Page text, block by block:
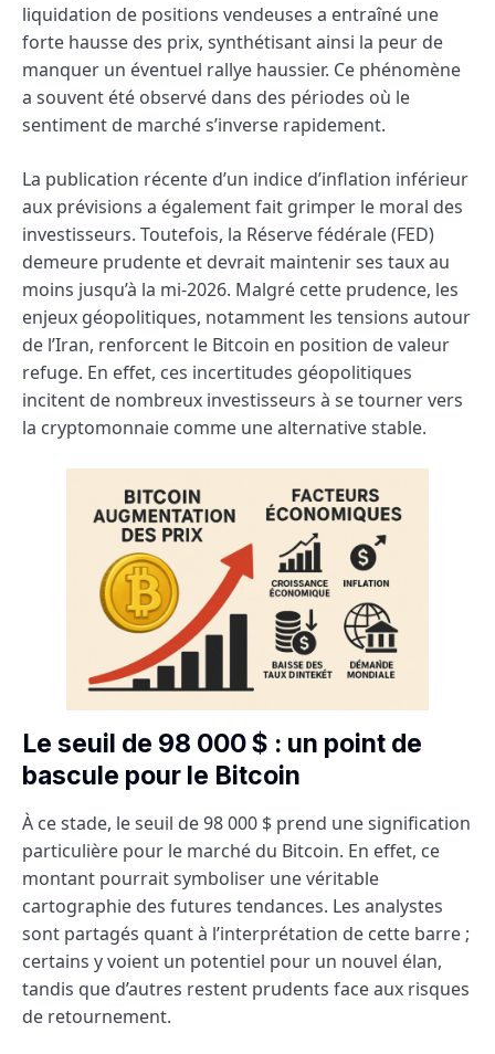
liquidation de positions vendeuses a entraîné une
forte hausse des prix, synthétisant ainsi la peur de
manquer un éventuel rallye haussier. Ce phénomène
a souvent été observé dans des périodes où le
sentiment de marché s’inverse rapidement.
La publication récente d’un indice d’inflation inférieur
aux prévisions a également fait grimper le moral des
investisseurs. Toutefois, la Réserve fédérale (FED)
demeure prudente et devrait maintenir ses taux au
moins jusqu’à la mi-2026. Malgré cette prudence, les
enjeux géopolitiques, notamment les tensions autour
de l’Iran, renforcent le Bitcoin en position de valeur
refuge. En effet, ces incertitudes géopolitiques
incitent de nombreux investisseurs à se tourner vers
la cryptomonnaie comme une alternative stable.
Le seuil de 98 000 $ : un point de
bascule pour le Bitcoin
À ce stade, le seuil de 98 000 $ prend une signification
particulière pour le marché du Bitcoin. En effet, ce
montant pourrait symboliser une véritable
cartographie des futures tendances. Les analystes
sont partagés quant à l’interprétation de cette barre ;
certains y voient un potentiel pour un nouvel élan,
tandis que d’autres restent prudents face aux risques
de retournement.